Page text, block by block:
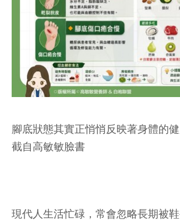
腳底狀態其實正悄悄反映著身體的健
截自高敏敏臉書
現代人生活忙碌，常會忽略長期被